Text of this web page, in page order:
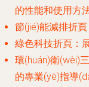
的性能和使用方
節(jié)能減排折
綠色科技折頁：
環(huán)衛(wèi)
的專業(yè)指導